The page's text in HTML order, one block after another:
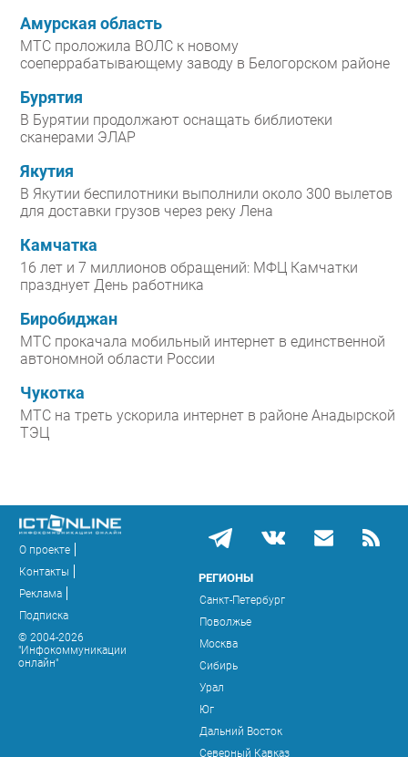
Амурская область
МТС проложила ВОЛС к новому
соеперрабатывающему заводу в Белогорском районе
Бурятия
В Бурятии продолжают оснащать библиотеки
сканерами ЭЛАР
Якутия
В Якутии беспилотники выполнили около 300 вылетов
для доставки грузов через реку Лена
Камчатка
16 лет и 7 миллионов обращений: МФЦ Камчатки
празднует День работника
Биробиджан
МТС прокачала мобильный интернет в единственной
автономной области России
Чукотка
МТС на треть ускорила интернет в районе Анадырской
ТЭЦ
О проекте
Контакты
Реклама
Подписка
© 2004-2026
"Инфокоммуникации
онлайн"
РЕГИОНЫ
Санкт-Петербург
Поволжье
Москва
Сибирь
Урал
Юг
Дальний Восток
Северный Кавказ